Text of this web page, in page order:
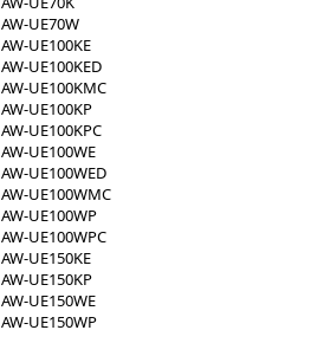
AW-UE70W
AW-UE100KE
AW-UE100KED
AW-UE100KMC
AW-UE100KP
AW-UE100KPC
AW-UE100WE
AW-UE100WED
AW-UE100WMC
AW-UE100WP
AW-UE100WPC
AW-UE150KE
AW-UE150KP
AW-UE150WE
AW-UE150WP